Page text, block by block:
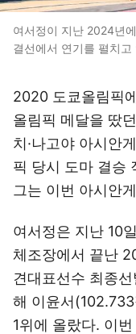
여서정이 지난 2024년
결선에서 연기를 펼치
2020 도쿄올림픽
올림픽 메달을 땄
치·나고야 아시안
픽 당시 도마 결승
그는 이번 아시안
여서정은 지난 10
체조장에서 끝난
견대표선수 최종
해 이윤서
1위에 올랐다. 이